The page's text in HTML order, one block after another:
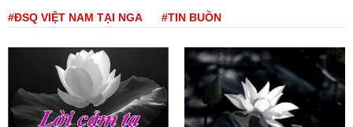
#ĐSQ VIỆT NAM TẠI NGA #TIN BUỒN